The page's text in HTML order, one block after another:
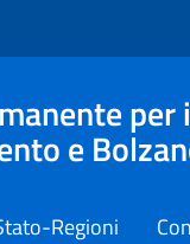
e
Regioni